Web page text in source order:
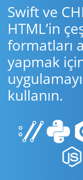
Swift ve
HTML’in
formatları
yapmak
kullanın.